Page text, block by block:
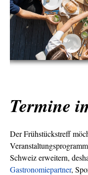
Termine
Der Frühstückstreff
Schweiz erweitern,
Gastronomiepartner,